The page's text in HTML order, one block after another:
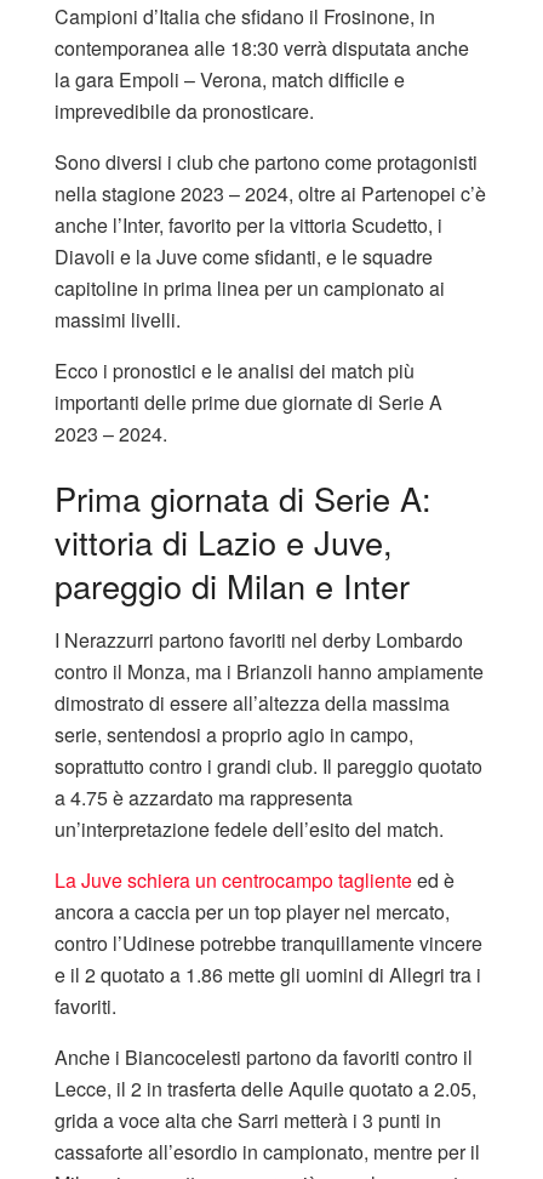
Campioni d’Italia che sfidano il Frosinone, in
contemporanea alle 18:30 verrà disputata anche
la gara Empoli – Verona, match difficile e
imprevedibile da pronosticare.
Sono diversi i club che partono come protagonisti
nella stagione 2023 – 2024, oltre ai Partenopei c’è
anche l’Inter, favorito per la vittoria Scudetto, i
Diavoli e la Juve come sfidanti, e le squadre
capitoline in prima linea per un campionato ai
massimi livelli.
Ecco i pronostici e le analisi dei match più
importanti delle prime due giornate di Serie A
2023 – 2024.
Prima giornata di Serie A:
vittoria di Lazio e Juve,
pareggio di Milan e Inter
I Nerazzurri partono favoriti nel derby Lombardo
contro il Monza, ma i Brianzoli hanno ampiamente
dimostrato di essere all’altezza della massima
serie, sentendosi a proprio agio in campo,
soprattutto contro i grandi club. Il pareggio quotato
a 4.75 è azzardato ma rappresenta
un’interpretazione fedele dell’esito del match.
La Juve schiera un centrocampo taglienteed è
ancora a caccia per un top player nel mercato,
contro l’Udinese potrebbe tranquillamente vincere
e il 2 quotato a 1.86 mette gli uomini di Allegri tra i
favoriti.
Anche i Biancocelesti partono da favoriti contro il
Lecce, il 2 in trasferta delle Aquile quotato a 2.05,
grida a voce alta che Sarri metterà i 3 punti in
cassaforte all’esordio in campionato, mentre per il